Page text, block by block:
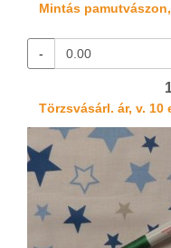
Mintás
-
Törzsvásárl. ár, v.